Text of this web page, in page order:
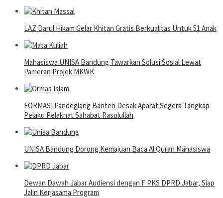
LAZ Darul Hikam Gelar Khitan Gratis Berkualitas Untuk 51 Anak
Mahasiswa UNISA Bandung Tawarkan Solusi Sosial Lewat
Pameran Projek MKWK
FORMASI Pandeglang Banten Desak Aparat Segera Tangkap
Pelaku Pelaknat Sahabat Rasulullah
UNISA Bandung Dorong Kemajuan Baca Al Quran Mahasiswa
Dewan Dawah Jabar Audiensi dengan F PKS DPRD Jabar, Siap
Jalin Kerjasama Program